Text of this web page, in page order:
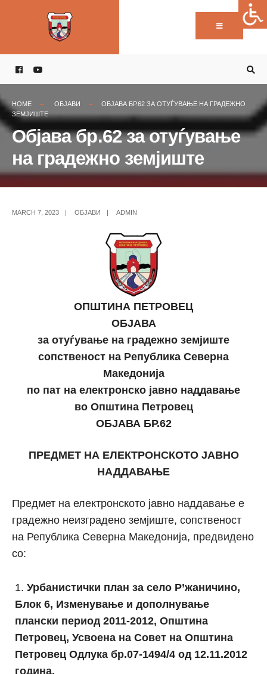
HOME ОБЈАВИ
ОБЈАВА БР.62 ЗА ОТУЃУВАЊЕ НА ГРАДЕЖНО
ЗЕМЈИШТЕ
Објава бр.62 за отуѓување
на градежно земјиште
MARCH 7, 2023 ОБЈАВИ ADMIN
ОПШТИНА ПЕТРОВЕЦ
ОБЈАВА
за отуѓување на градежно земјиште
сопственост на Република Северна
Македонија
по пат на електронско јавно наддавање
во Општина Петровец
ОБЈАВА БР.62
ПРЕДМЕТ НА ЕЛЕКТРОНСКОТО ЈАВНО
НАДДАВАЊЕ
Предмет на електронското јавно наддавање е
градежно неизградено земјиште, сопственост
на Република Северна Македонија, предвидено
со:
Урбанистички план за село Р’жаничино,
Блок 6, Изменување и дополнување
плански период 2011-2012, Општина
Петровец, Усвоена на Совет на Општина
Петровец Одлука бр.07-1494/4 од 12.11.2012
година.